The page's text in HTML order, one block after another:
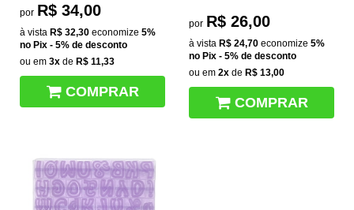
por R$ 34,00
à vista R$ 32,30 economize 5%
no Pix - 5% de desconto
ou em 3x de R$ 11,33
COMPRAR
por R$ 26,00
à vista R$ 24,70 economize 5%
no Pix - 5% de desconto
ou em 2x de R$ 13,00
COMPRAR